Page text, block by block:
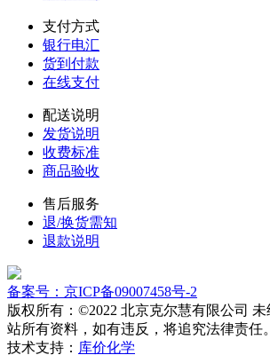
支付方式
银行电汇
货到付款
在线支付
配送说明
发货说明
收费标准
商品验收
售后服务
退/换货需知
退款说明
备案号：京ICP备09007458号-2
版权所有：©2022 北京克尔慧有限公司
站所有资料，如有违反，将追究法律责任。
技术支持： 库价化学